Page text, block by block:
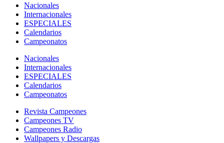
Nacionales
Internacionales
ESPECIALES
Calendarios
Campeonatos
Nacionales
Internacionales
ESPECIALES
Calendarios
Campeonatos
Revista Campeones
Campeones TV
Campeones Radio
Wallpapers y Descargas